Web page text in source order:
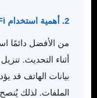
2. أهمية استخدام WiFi مستقر
أثناء التحديث.
بيانات الهاتف قد
الملفات. لذلك